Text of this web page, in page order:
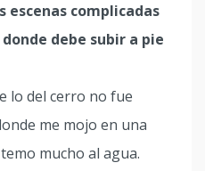
complicadas
debe subir a pie
lo del cerro no fue
me mojo en una
mucho al agua.